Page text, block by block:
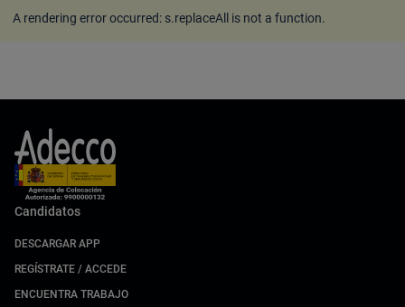
A rendering error occurred: s.replaceAll is not a function.
Candidatos
DESCARGAR APP
REGÍSTRATE / ACCEDE
ENCUENTRA TRABAJO